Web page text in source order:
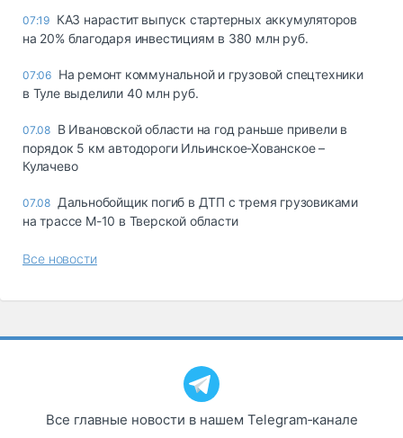
07:19 КАЗ нарастит выпуск стартерных аккумуляторов
на 20% благодаря инвестициям в 380 млн руб.
07:06 На ремонт коммунальной и грузовой спецтехники
в Туле выделили 40 млн руб.
07.08 В Ивановской области на год раньше привели в
порядок 5 км автодороги Ильинское-Хованское –
Кулачево
07.08 Дальнобойщик погиб в ДТП с тремя грузовиками
на трассе М-10 в Тверской области
Все новости
Все главные новости в нашем Telegram‑канале